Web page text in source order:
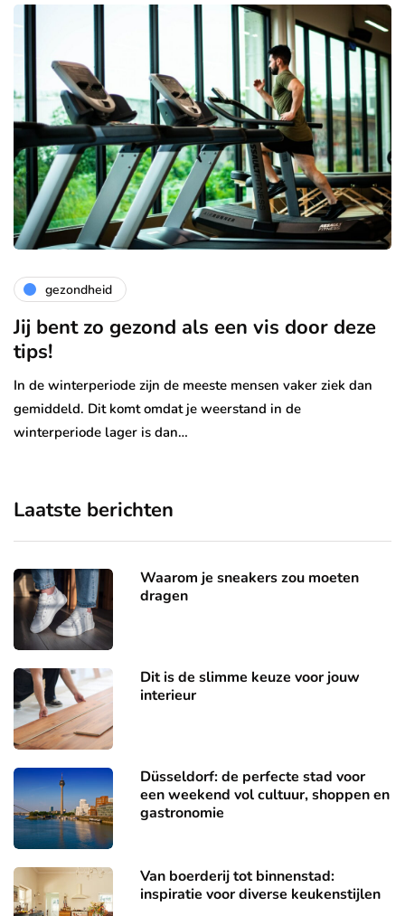
gezondheid
Jij bent zo gezond als een vis door deze
tips!
In de winterperiode zijn de meeste mensen vaker ziek dan
gemiddeld. Dit komt omdat je weerstand in de
winterperiode lager is dan…
Laatste berichten
Waarom je sneakers zou moeten
dragen
Dit is de slimme keuze voor jouw
interieur
Düsseldorf: de perfecte stad voor
een weekend vol cultuur, shoppen en
gastronomie
Van boerderij tot binnenstad:
inspiratie voor diverse keukenstijlen